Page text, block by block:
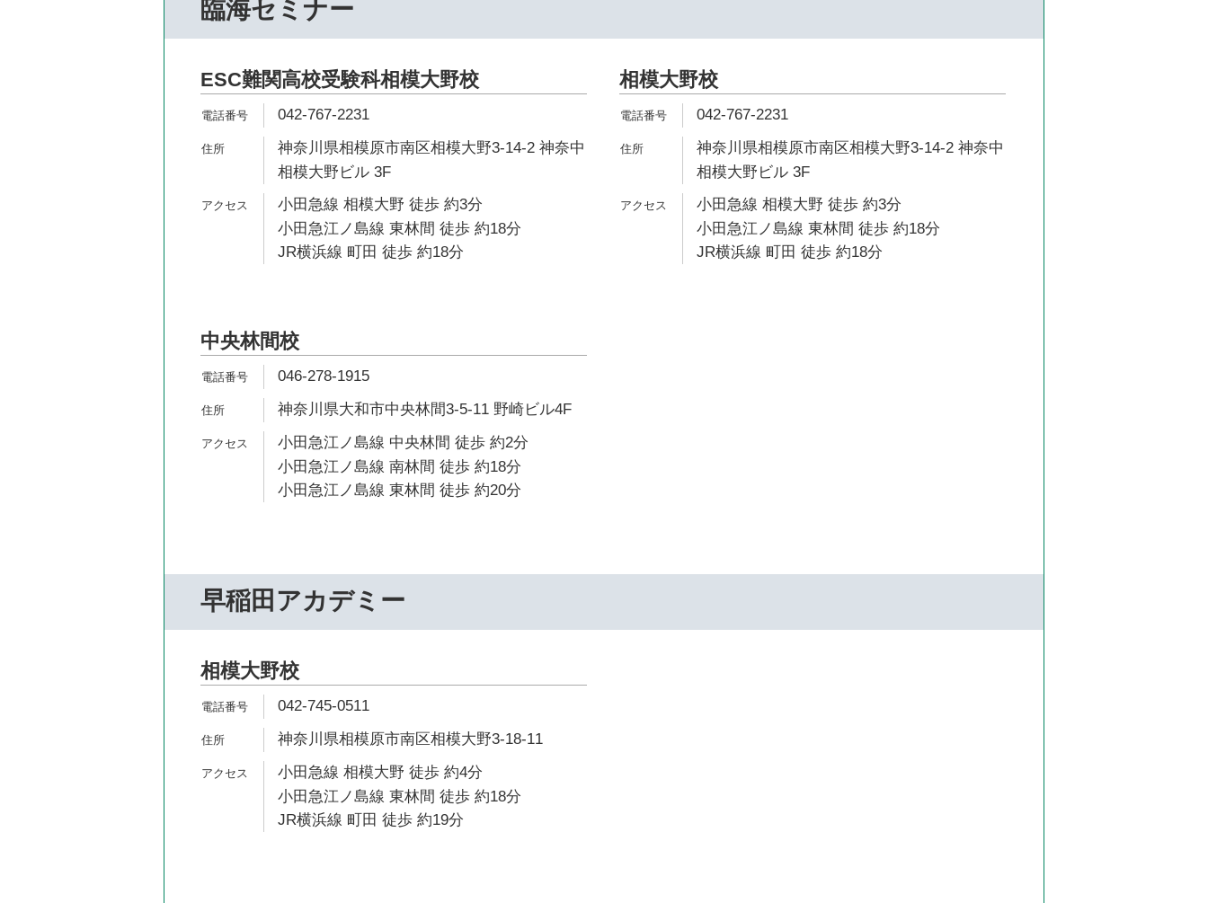
臨海セミナー
ESC難関高校受験科相模大野校
042-767-2231
神奈川県相模原市南区相模大野3-14-2 神奈中
相模大野ビル 3F
小田急線 相模大野 徒歩 約3分
小田急江ノ島線 東林間 徒歩 約18分
JR横浜線 町田 徒歩 約18分
相模大野校
042-767-2231
神奈川県相模原市南区相模大野3-14-2 神奈中
相模大野ビル 3F
小田急線 相模大野 徒歩 約3分
小田急江ノ島線 東林間 徒歩 約18分
JR横浜線 町田 徒歩 約18分
中央林間校
046-278-1915
神奈川県大和市中央林間3-5-11 野崎ビル4F
小田急江ノ島線 中央林間 徒歩 約2分
小田急江ノ島線 南林間 徒歩 約18分
小田急江ノ島線 東林間 徒歩 約20分
早稲田アカデミー
相模大野校
042-745-0511
神奈川県相模原市南区相模大野3-18-11
小田急線 相模大野 徒歩 約4分
小田急江ノ島線 東林間 徒歩 約18分
JR横浜線 町田 徒歩 約19分